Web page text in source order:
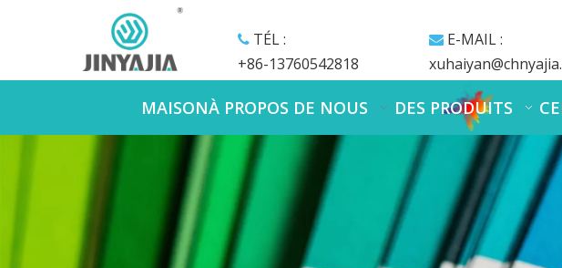
TÉL :
+86-13760542818
 E-MAIL :
MAISONÀ PROPOS DE NOUS DES PRODUITS